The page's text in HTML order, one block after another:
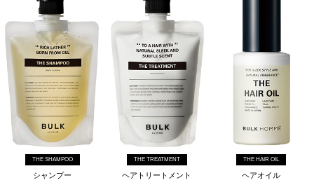
THE SHAMPOO
シャンプー
THE TREATMENT
ヘアトリートメント
THE HAIR OIL
ヘアオイル